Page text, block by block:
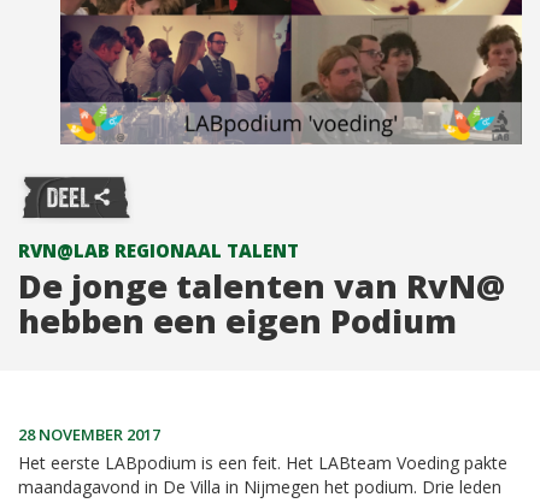
RVN@LAB REGIONAAL TALENT
De jonge talenten van RvN@
hebben een eigen Podium
28 NOVEMBER 2017
Het eerste LABpodium is een feit. Het LABteam Voeding pakte
maandagavond in De Villa in Nijmegen het podium. Drie leden